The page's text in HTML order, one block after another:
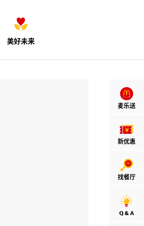
美好未来
麦乐送
新优惠
找餐厅
Q & A